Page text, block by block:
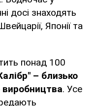
досі знаходять
Японії та
понад 100
– близько
виробництва. Усе